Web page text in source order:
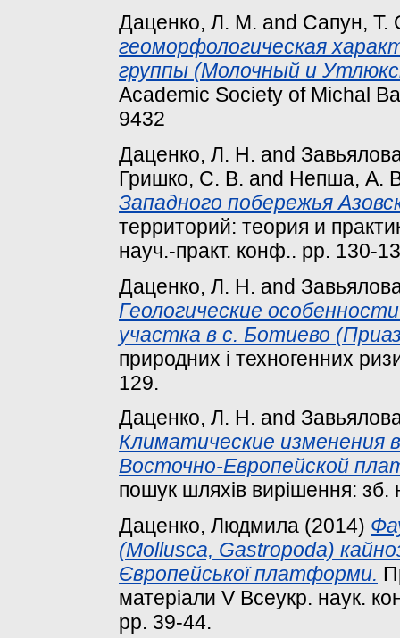
Даценко, Л. М. and Сапун, Т.
геоморфологическая
группы (Молочный и
Academic Society of Michal
9432
Даценко, Л. Н. and
Гришко, С. В. and Непша, А.
Западного побережья
территорий: теория и
науч.-практ. конф.. pp. 130-
Даценко, Л. Н. and
Геологические
участка в с. Ботиево
природних і техногенних
129.
Даценко, Л. Н. and
Климатические изменения
Восточно-Европейской
пошук шляхів вирішення:
Даценко, Людмила (2014)
(Mollusca, Gastropoda)
Європейської платформи.
матеріали V Всеукр. наук.
pp. 39-44.